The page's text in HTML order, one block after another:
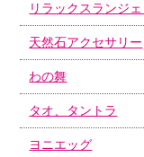
リラックスランジ
天然石アクセサリー
わの舞
タオ、タントラ
ヨニエッグ